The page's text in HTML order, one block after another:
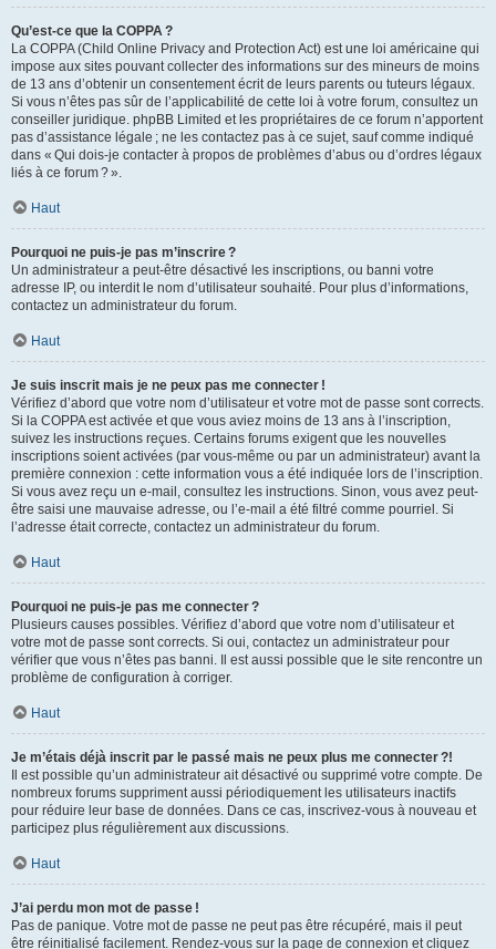
Qu’est-ce que la COPPA ?
La COPPA (Child Online Privacy and Protection Act) est une loi américaine qui
impose aux sites pouvant collecter des informations sur des mineurs de moins
de 13 ans d’obtenir un consentement écrit de leurs parents ou tuteurs légaux.
Si vous n’êtes pas sûr de l’applicabilité de cette loi à votre forum, consultez un
conseiller juridique. phpBB Limited et les propriétaires de ce forum n’apportent
pas d’assistance légale ; ne les contactez pas à ce sujet, sauf comme indiqué
dans « Qui dois-je contacter à propos de problèmes d’abus ou d’ordres légaux
liés à ce forum ? ».
Haut
Pourquoi ne puis-je pas m’inscrire ?
Un administrateur a peut-être désactivé les inscriptions, ou banni votre
adresse IP, ou interdit le nom d’utilisateur souhaité. Pour plus d’informations,
contactez un administrateur du forum.
Haut
Je suis inscrit mais je ne peux pas me connecter !
Vérifiez d’abord que votre nom d’utilisateur et votre mot de passe sont corrects.
Si la COPPA est activée et que vous aviez moins de 13 ans à l’inscription,
suivez les instructions reçues. Certains forums exigent que les nouvelles
inscriptions soient activées (par vous-même ou par un administrateur) avant la
première connexion : cette information vous a été indiquée lors de l’inscription.
Si vous avez reçu un e-mail, consultez les instructions. Sinon, vous avez peut-
être saisi une mauvaise adresse, ou l’e-mail a été filtré comme pourriel. Si
l’adresse était correcte, contactez un administrateur du forum.
Haut
Pourquoi ne puis-je pas me connecter ?
Plusieurs causes possibles. Vérifiez d’abord que votre nom d’utilisateur et
votre mot de passe sont corrects. Si oui, contactez un administrateur pour
vérifier que vous n’êtes pas banni. Il est aussi possible que le site rencontre un
problème de configuration à corriger.
Haut
Je m’étais déjà inscrit par le passé mais ne peux plus me connecter ?!
Il est possible qu’un administrateur ait désactivé ou supprimé votre compte. De
nombreux forums suppriment aussi périodiquement les utilisateurs inactifs
pour réduire leur base de données. Dans ce cas, inscrivez-vous à nouveau et
participez plus régulièrement aux discussions.
Haut
J’ai perdu mon mot de passe !
Pas de panique. Votre mot de passe ne peut pas être récupéré, mais il peut
être réinitialisé facilement. Rendez-vous sur la page de connexion et cliquez